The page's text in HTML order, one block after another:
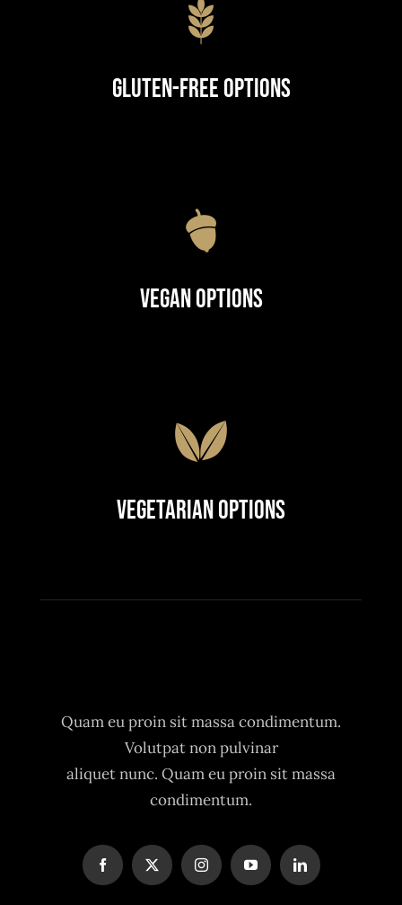
Gluten-Free Options
Vegan Options
Vegetarian Options
Quam eu proin sit massa condimentum.
Volutpat non pulvinar
aliquet nunc. Quam eu proin sit massa
condimentum.